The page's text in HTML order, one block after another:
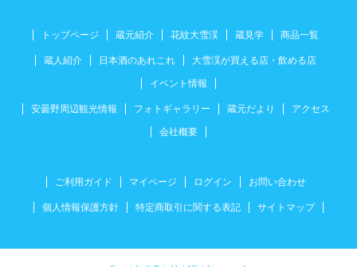
トップページ 蔵元紹介 花紋大雪渓 蔵見学 商品一覧
蔵人紹介 日本酒のあれこれ 大雪渓が買える店・飲める店
イベント情報
安曇野周辺観光情報 フォトギャラリー 蔵元だより アクセス
会社概要
ご利用ガイド マイページ ログイン お問い合わせ
個人情報保護方針 特定商取引に関する表記 サイトマップ